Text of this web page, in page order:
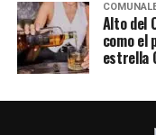
Alto del
como el
estrella